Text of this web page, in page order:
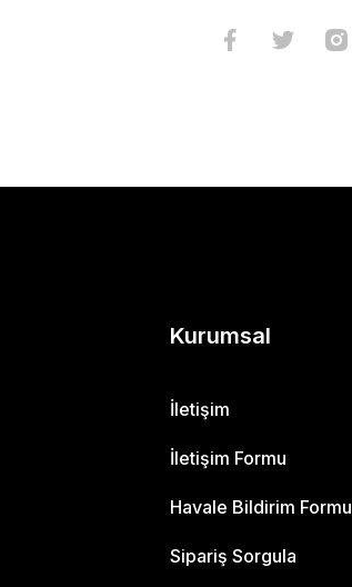
Kurumsal
İletişim
İletişim Formu
Havale Bildirim Formu
Sipariş Sorgula